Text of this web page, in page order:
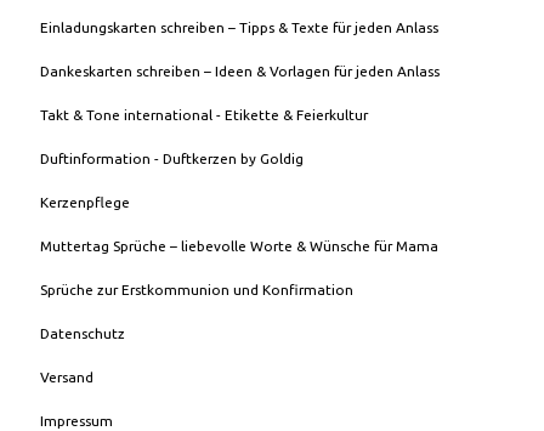
Einladungskarten schreiben – Tipps & Texte für jeden Anlass
Dankeskarten schreiben – Ideen & Vorlagen für jeden Anlass
Takt & Tone international - Etikette & Feierkultur
Duftinformation - Duftkerzen by Goldig
Kerzenpflege
Muttertag Sprüche – liebevolle Worte & Wünsche für Mama
Sprüche zur Erstkommunion und Konfirmation
Datenschutz
Versand
Impressum